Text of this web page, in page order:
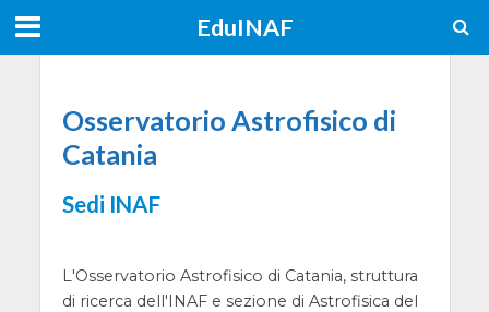
EduINAF
Osservatorio Astrofisico di
Catania
Sedi INAF
L'Osservatorio Astrofisico di Catania, struttura
di ricerca dell'INAF e sezione di Astrofisica del